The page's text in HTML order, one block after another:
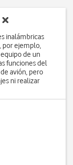
inalámbricas
por ejemplo,
de un
funciones del
avión, pero
ni realizar